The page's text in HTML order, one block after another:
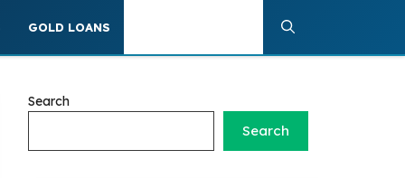
GOLD LOANS
Search
Search
Griha Sugam Yojana Apply Online: घर बनाने
के लिए LIC से ले सकते है 8 लाख तक का लोन, मिलती है
40 प्रतिशत सब्सिडी
दुकानदारों को इस स्कीम के तहत मिलता है ₹50,000 का
लोन, कम ब्याज के साथ मिलती है 15% सब्सिडी